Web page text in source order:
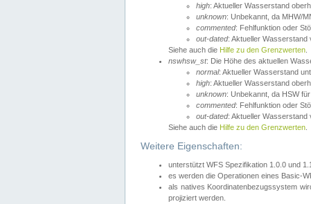
high: Aktueller Wasserstand
unknown: Unbekannt, da MHW/
commented: Fehlfunktion oder
out-dated: Aktueller Wasserstand
Siehe auch die Hilfe zu den Grenzwerten
nswhsw_st: Die Höhe des aktuellen
normal: Aktueller Wasserstand
high: Aktueller Wasserstand
unknown: Unbekannt, da HSW
commented: Fehlfunktion oder
out-dated: Aktueller Wasserstand
Siehe auch die Hilfe zu den Grenzwerten
Weitere Eigenschaften:
unterstützt WFS Spezifikation 1.0.0 und
es werden die Operationen eines Basic-
als natives Koordinatenbezugssystem
projiziert werden.